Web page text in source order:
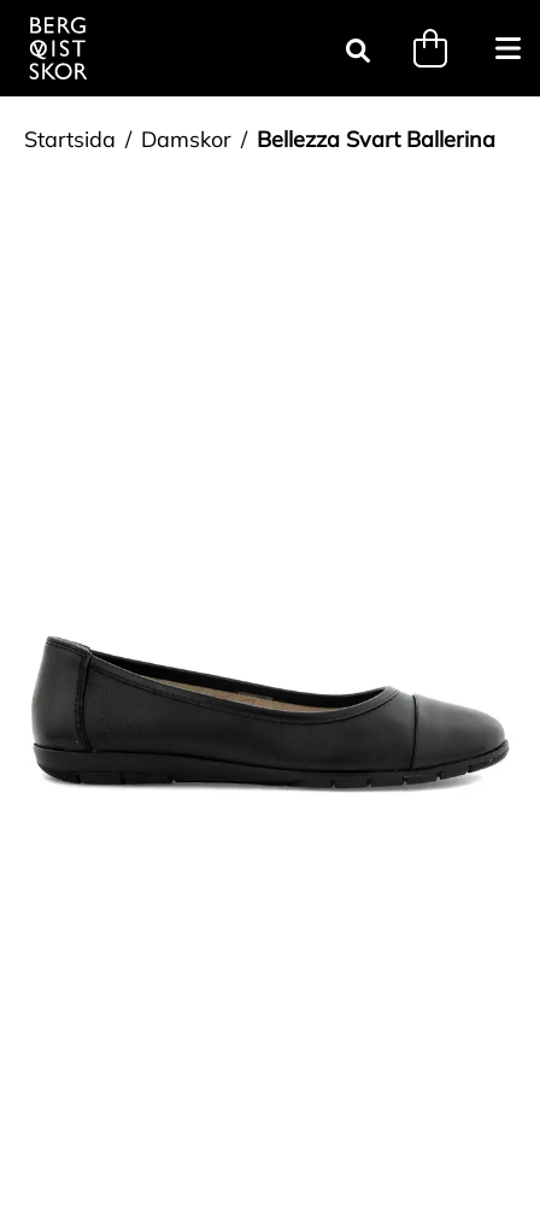
Sök
Startsida Damskor Bellezza Svart Ballerina